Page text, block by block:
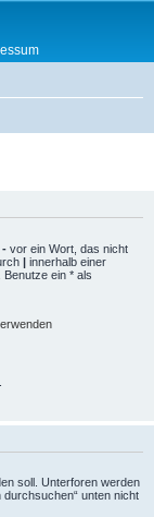
- vor ein Wort, das nicht
| innerhalb einer
ein * als
soll. Unterforen werden
unten nicht